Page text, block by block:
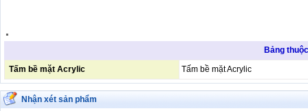
.
Bảng
Tấm bề mặt Acrylic
Tấm bề mặt Acrylic
Nhận xét sản phẩm